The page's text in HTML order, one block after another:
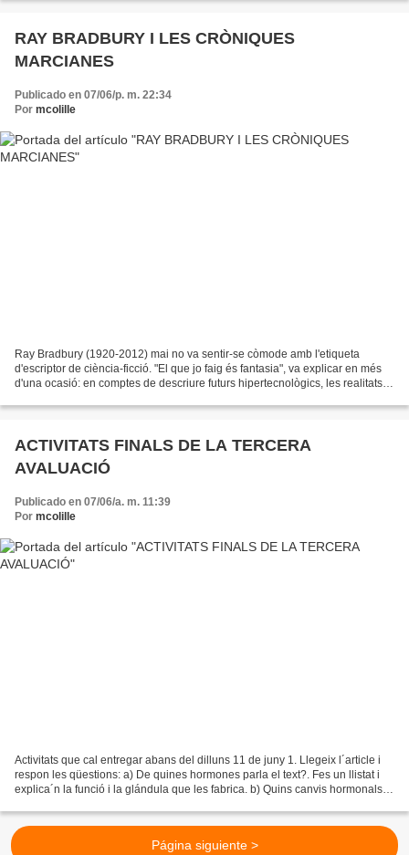
RAY BRADBURY I LES CRÒNIQUES
MARCIANES
Publicado en 07/06/p. m. 22:34
Por mcolille
Ray Bradbury (1920-2012) mai no va sentir-se còmode amb l'etiqueta
d'escriptor de ciència-ficció. "El que jo faig és fantasia", va explicar en més
d'una ocasió: en comptes de descriure futurs hipertecnològics, les realitats
ACTIVITATS FINALS DE LA TERCERA
AVALUACIÓ
Publicado en 07/06/a. m. 11:39
Por mcolille
Activitats que cal entregar abans del dilluns 11 de juny 1. Llegeix l´article i
respon les qüestions: a) De quines hormones parla el text?. Fes un llistat i
explica´n la funció i la glándula que les fabrica. b) Quins canvis hormonals
Página siguiente >